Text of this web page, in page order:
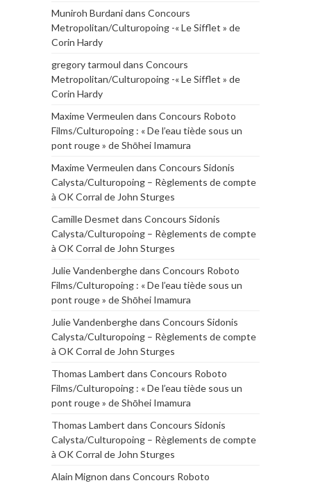
Muniroh Burdanidans Concours
Metropolitan/Culturopoing -« Le Sifflet » de
Corin Hardy
gregory tarmoul dans Concours
Metropolitan/Culturopoing -« Le Sifflet » de
Corin Hardy
Maxime Vermeulen dans Concours Roboto
Films/Culturopoing : « De l’eau tiède sous un
pont rouge » de Shōhei Imamura
Maxime Vermeulen dans Concours Sidonis
Calysta/Culturopoing – Règlements de compte
à OK Corral de John Sturges
Camille Desmet dans Concours Sidonis
Calysta/Culturopoing – Règlements de compte
à OK Corral de John Sturges
Julie Vandenberghedans Concours Roboto
Films/Culturopoing : « De l’eau tiède sous un
pont rouge » de Shōhei Imamura
Julie Vandenberghedans Concours Sidonis
Calysta/Culturopoing – Règlements de compte
à OK Corral de John Sturges
Thomas Lambert dans Concours Roboto
Films/Culturopoing : « De l’eau tiède sous un
pont rouge » de Shōhei Imamura
Thomas Lambert dans Concours Sidonis
Calysta/Culturopoing – Règlements de compte
à OK Corral de John Sturges
Alain Mignon dans Concours Roboto